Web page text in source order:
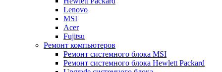
Lenovo
MSI
Acer
Fujitsu
Ремонт компьютеров
Ремонт системного блока MSI
Ремонт системного блока Hewlett Packard